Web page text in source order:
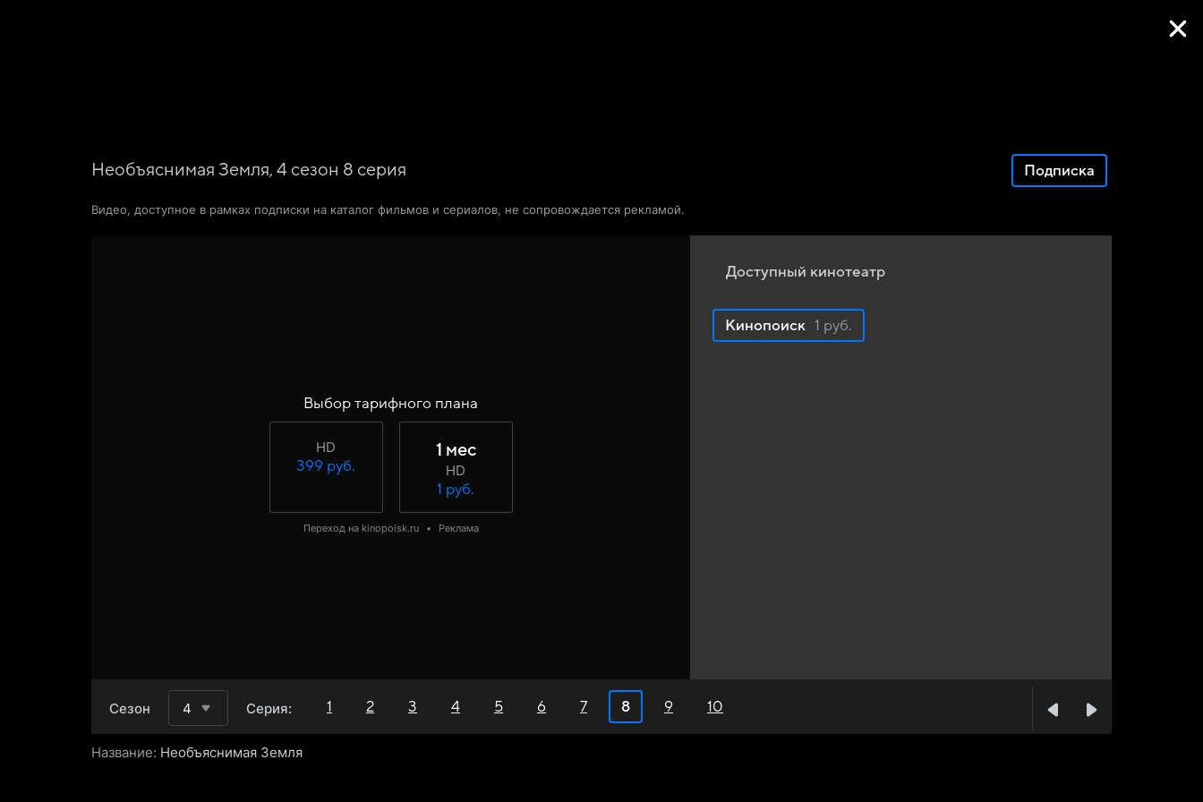
Необъяснимая Земля, 4 сезон 8 серия
Видео, доступное в рамках подписки на каталог фильмов и сериалов, не сопровождается рекламой.
Подписка
Выбор тарифного плана
HD
399 руб.
1 мес
HD
1 руб.
Переход на kinopoisk.ru • Реклама
Доступный кинотеатр
Кинопоиск 1 руб.
Сезон 4 Серия: 1 2 3 4 5 6 7 8 9 10
Название: Необъяснимая Земля